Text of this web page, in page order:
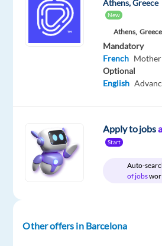
Company
Blu
Selection
Employment
type
Full
time
Salary
22,500
gross
Experience
Mid
Level
Hybrid
Work
from
DESCRIPTION
Localisation
:
Athens, Greece
New
Athens, Greece
Mandatory
French
Optional
English
Apply to jobs
Start
Auto-
of jobs
Other offers in Barcelona